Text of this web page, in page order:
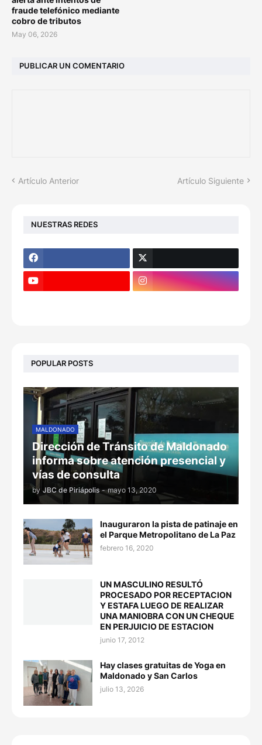
fraude telefónico mediante
cobro de tributos
May 06, 2026
PUBLICAR UN COMENTARIO
Artículo Anterior Artículo Siguiente
NUESTRAS REDES
POPULAR POSTS
MALDONADO
Dirección de Tránsito de Maldonado
informa sobre atención presencial y
vías de consulta
by JBC de Piriápolis - mayo 13, 2020
Inauguraron la pista de patinaje en
el Parque Metropolitano de La Paz
febrero 16, 2020
UN MASCULINO RESULTÓ
PROCESADO POR RECEPTACION
Y ESTAFA LUEGO DE REALIZAR
UNA MANIOBRA CON UN CHEQUE
EN PERJUICIO DE ESTACION
junio 17, 2012
Hay clases gratuitas de Yoga en
Maldonado y San Carlos
julio 13, 2026